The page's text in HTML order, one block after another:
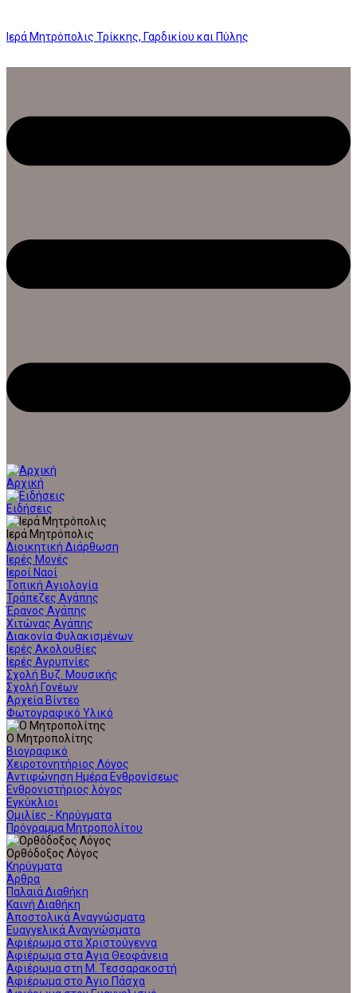
Ιερά Μητρόπολις Τρίκκης, Γαρδικίου και Πύλης
Αρχική
Ειδήσεις
Ιερά Μητρόπολις
Διοικητική Διάρθωση
Ιερές Μονές
Ιεροί Ναοί
Τοπική Αγιολογία
Τράπεζες Αγάπης
Έρανος Αγάπης
Χιτώνας Αγάπης
Διακονία Φυλακισμένων
Ιερές Ακολουθίες
Ιερές Αγρυπνίες
Σχολή Βυζ. Μουσικής
Σχολή Γονέων
Αρχεία Βίντεο
Φωτογραφικό Υλικό
Ο Μητροπολίτης
Βιογραφικό
Χειροτονητήριος Λόγος
Αντιφώνηση Ημέρα Ενθρονίσεως
Ενθρονιστήριος λόγος
Εγκύκλιοι
Ομιλίες - Κηρύγματα
Πρόγραμμα Μητροπολίτου
Ορθόδοξος Λόγος
Κηρύγματα
Άρθρα
Παλαιά Διαθήκη
Καινή Διαθήκη
Αποστολικά Αναγνώσματα
Ευαγγελικά Αναγνώσματα
Αφιέρωμα στα Χριστούγεννα
Αφιέρωμα στα Άγια Θεοφάνεια
Αφιέρωμα στη Μ. Τεσσαρακοστή
Αφιέρωμα στο Άγιο Πάσχα